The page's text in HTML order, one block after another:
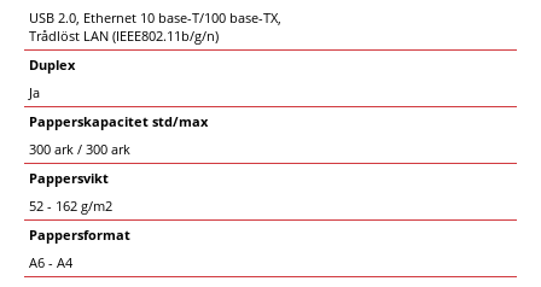
USB 2.0, Ethernet 10 base-T/100 base-TX,
Trådlöst LAN (IEEE802.11b/g/n)
Duplex
Ja
Papperskapacitet std/max
300 ark / 300 ark
Pappersvikt
52 - 162 g/m2
Pappersformat
A6 - A4